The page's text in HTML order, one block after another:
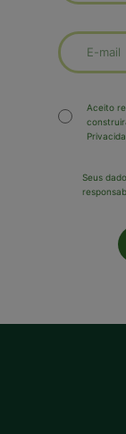
Aceito
Seus